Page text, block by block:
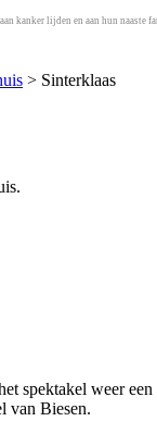
kanker lijden en aan hun naaste
> Sinterklaas
spektakel weer
van Biesen.